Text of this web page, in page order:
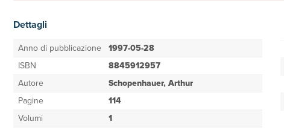
Dettagli
Anno di pubblicazione 1997-05-28
ISBN
8845912957
Autore
Schopenhauer, Arthur
Pagine
114
Volumi
1